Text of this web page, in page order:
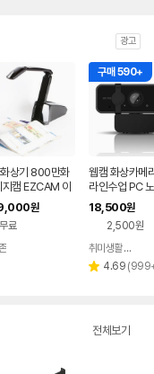
광고
상기 800만화
지캠 EZCAM 이
EZ-800S
원
무료
구매 590+
웹캠 화상카메
라인수업 PC
컴퓨터 화상
0P
18,500원
2,500원
취미생활 캠핑 차박 게임
별 4.69 리
(
전체보기